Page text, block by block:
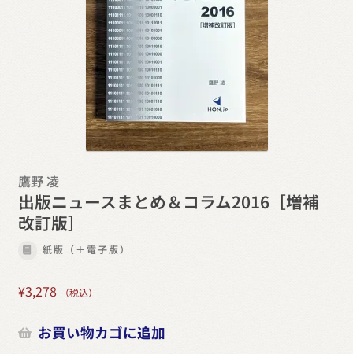
鷹野 凌
出版ニュースまとめ＆コラム2016［増補
改訂版］
紙版（＋電子版）
¥3,278 （税込）
お買い物カゴに追加